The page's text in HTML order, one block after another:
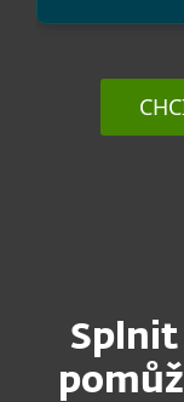
Splnit